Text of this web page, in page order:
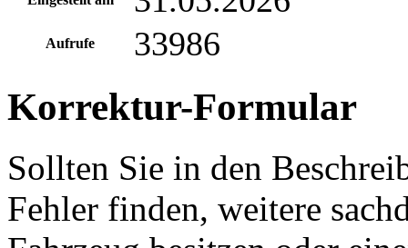
Aufrufe 33986
Korrektur-Formular
Sollten Sie in den
Fehler finden, weitere